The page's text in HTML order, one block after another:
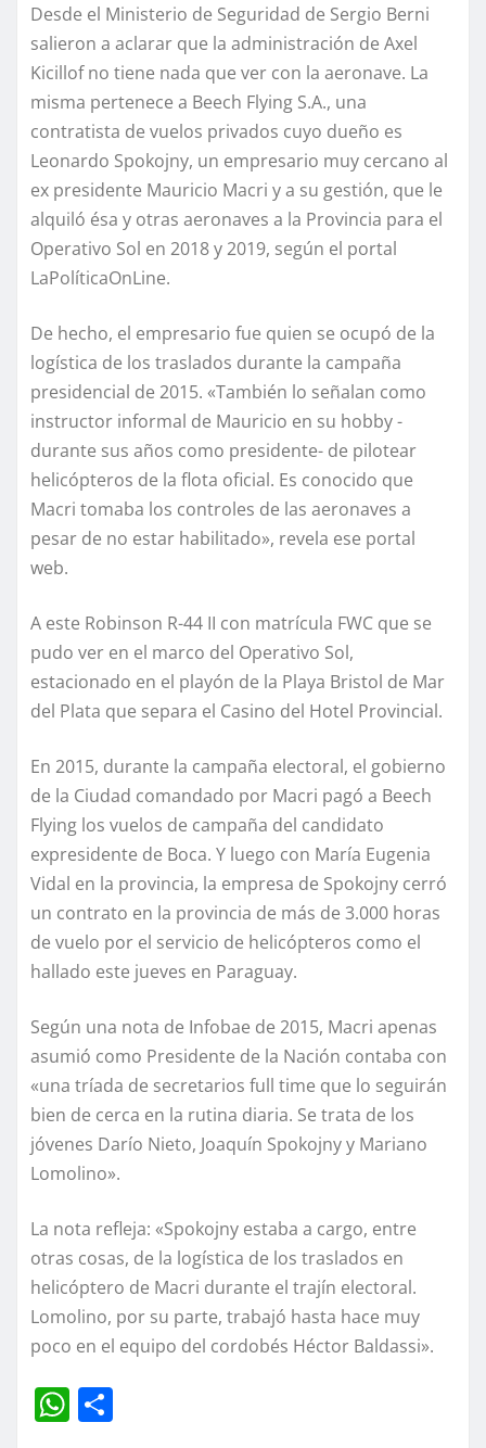
Desde el Ministerio de Seguridad de Sergio Berni
salieron a aclarar que la administración de Axel
Kicillof no tiene nada que ver con la aeronave. La
misma pertenece a Beech Flying S.A., una
contratista de vuelos privados cuyo dueño es
Leonardo Spokojny, un empresario muy cercano al
ex presidente Mauricio Macri y a su gestión, que le
alquiló ésa y otras aeronaves a la Provincia para el
Operativo Sol en 2018 y 2019, según el portal
LaPolíticaOnLine.
De hecho, el empresario fue quien se ocupó de la
logística de los traslados durante la campaña
presidencial de 2015. «También lo señalan como
instructor informal de Mauricio en su hobby -
durante sus años como presidente- de pilotear
helicópteros de la flota oficial. Es conocido que
Macri tomaba los controles de las aeronaves a
pesar de no estar habilitado», revela ese portal
web.
A este Robinson R-44 II con matrícula FWC que se
pudo ver en el marco del Operativo Sol,
estacionado en el playón de la Playa Bristol de Mar
del Plata que separa el Casino del Hotel Provincial.
En 2015, durante la campaña electoral, el gobierno
de la Ciudad comandado por Macri pagó a Beech
Flying los vuelos de campaña del candidato
expresidente de Boca. Y luego con María Eugenia
Vidal en la provincia, la empresa de Spokojny cerró
un contrato en la provincia de más de 3.000 horas
de vuelo por el servicio de helicópteros como el
hallado este jueves en Paraguay.
Según una nota de Infobae de 2015, Macri apenas
asumió como Presidente de la Nación contaba con
«una tríada de secretarios full time que lo seguirán
bien de cerca en la rutina diaria. Se trata de los
jóvenes Darío Nieto, Joaquín Spokojny y Mariano
Lomolino».
La nota refleja: «Spokojny estaba a cargo, entre
otras cosas, de la logística de los traslados en
helicóptero de Macri durante el trajín electoral.
Lomolino, por su parte, trabajó hasta hace muy
poco en el equipo del cordobés Héctor Baldassi».
W